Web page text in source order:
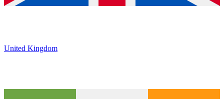
United Kingdom